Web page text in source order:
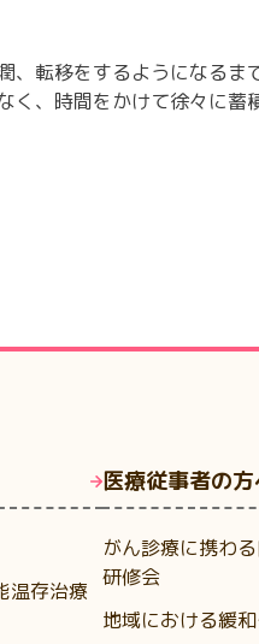
、転移をするようになるま
く、時間をかけて徐々に蓄
温存治療
医療従事者の方
がん診療に携わ
研修会
地域における緩